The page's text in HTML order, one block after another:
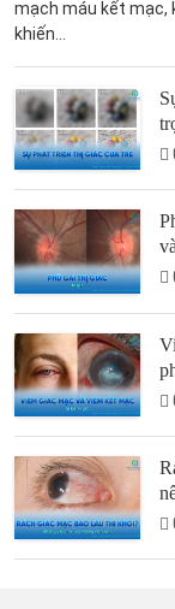
mạch máu kết mạc,
khiến...